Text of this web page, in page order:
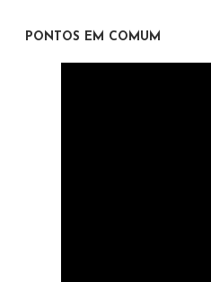
PONTOS EM COMUM